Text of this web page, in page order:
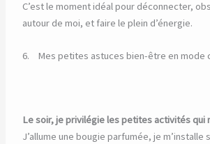
C’est le moment idéal pour déconnecter,
autour de moi, et faire le plein d’énergie.
6. Mes petites astuces bien-être en mode
Le soir, je privilégie les petites activités qui
J’allume une bougie parfumée, je m’installe